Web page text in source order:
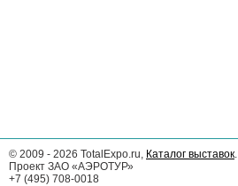
© 2009 - 2026 TotalExpo.ru, Каталог выставок.
Проект ЗАО «АЭРОТУР»
+7 (495) 708-0018